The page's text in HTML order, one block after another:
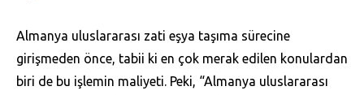
Almanya uluslararası zati eşya taşıma sürecine
girişmeden önce, tabii ki en çok merak edilen konulardan
biri de bu işlemin maliyeti. Peki, “Almanya uluslararası